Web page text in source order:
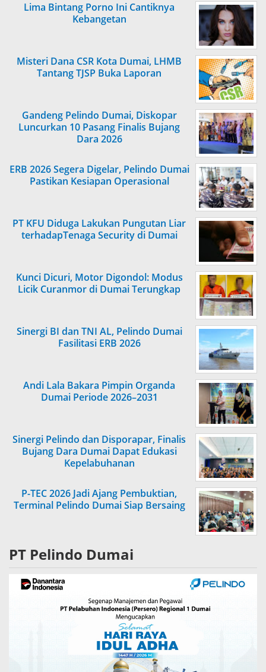
Lima Bintang Porno Ini Cantiknya
Kebangetan
Misteri Dana CSR Kota Dumai, LHMB
Tantang TJSP Buka Laporan
Gandeng Pelindo Dumai, Diskopar
Luncurkan 10 Pasang Finalis Bujang
Dara 2026
ERB 2026 Segera Digelar, Pelindo Dumai
Pastikan Kesiapan Operasional
PT KFU Diduga Lakukan Pungutan Liar
terhadapTenaga Security di Dumai
Kunci Dicuri, Motor Digondol: Modus
Licik Curanmor di Dumai Terungkap
Sinergi BI dan TNI AL, Pelindo Dumai
Fasilitasi ERB 2026
Andi Lala Bakara Pimpin Organda
Dumai Periode 2026–2031
Sinergi Pelindo dan Disporapar, Finalis
Bujang Dara Dumai Dapat Edukasi
Kepelabuhanan
P-TEC 2026 Jadi Ajang Pembuktian,
Terminal Pelindo Dumai Siap Bersaing
PT Pelindo Dumai